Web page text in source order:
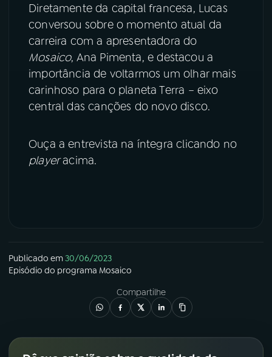
Diretamente da capital francesa, Lucas
conversou sobre o momento atual da
carreira com a apresentadora do
Mosaico, Ana Pimenta, e destacou a
importância de voltarmos um olhar mais
carinhoso para o planeta Terra – eixo
central das canções do novo disco.
Ouça a entrevista na íntegra clicando no
playeracima.
Publicado em30/06/2023
Episódio do programa Mosaico
Compartilhe